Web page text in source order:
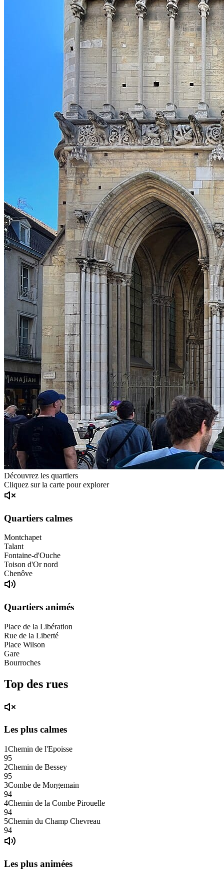
Découvrez les quartiers
Cliquez sur la carte pour explorer
Quartiers calmes
Montchapet
Talant
Fontaine-d'Ouche
Toison d'Or nord
Chenôve
Quartiers animés
Place de la Libération
Rue de la Liberté
Place Wilson
Gare
Bourroches
Top des rues
Les plus calmes
1Chemin de l'Epoisse
95
2Chemin de Bessey
95
3Combe de Morgemain
94
4Chemin de la Combe Pirouelle
94
5Chemin du Champ Chevreau
94
Les plus animées